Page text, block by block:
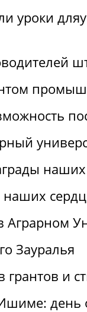
уроки
наших
Аграрном
Зауралья
грантов и
день